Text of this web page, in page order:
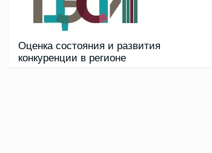
Оценка состояния и развития
конкуренции в регионе